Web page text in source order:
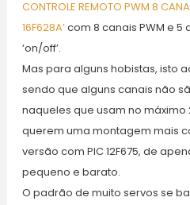
CONTROLE REMOTO PWM 8
16F628A’com 8 canais PWM e 5
‘on/off’.
Mas para alguns hobistas, isto
sendo que alguns canais não
naqueles que usam no máximo
querem uma montagem mais
versão com PIC 12F675, de
pequeno e barato.
O padrão de muito servos se